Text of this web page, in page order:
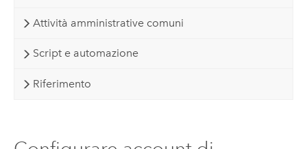
Attività amministrative comuni
Script e automazione
Riferimento